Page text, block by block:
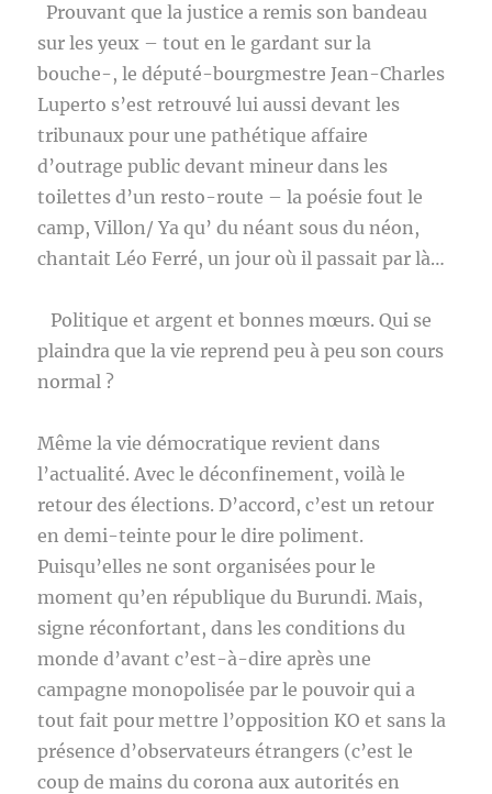
Prouvant que la justice a remis son bandeau
sur les yeux – tout en le gardant sur la
bouche-, le député-bourgmestre Jean-Charles
Luperto s’est retrouvé lui aussi devant les
tribunaux pour une pathétique affaire
d’outrage public devant mineur dans les
toilettes d’un resto-route – la poésie fout le
camp, Villon/ Ya qu’ du néant sous du néon,
chantait Léo Ferré, un jour où il passait par là…
Politique et argent et bonnes mœurs. Qui se
plaindra que la vie reprend peu à peu son cours
normal ?
Même la vie démocratique revient dans
l’actualité. Avec le déconfinement, voilà le
retour des élections. D’accord, c’est un retour
en demi-teinte pour le dire poliment.
Puisqu’elles ne sont organisées pour le
moment qu’en république du Burundi. Mais,
signe réconfortant, dans les conditions du
monde d’avant c’est-à-dire après une
campagne monopolisée par le pouvoir qui a
tout fait pour mettre l’opposition KO et sans la
présence d’observateurs étrangers (c’est le
coup de mains du corona aux autorités en